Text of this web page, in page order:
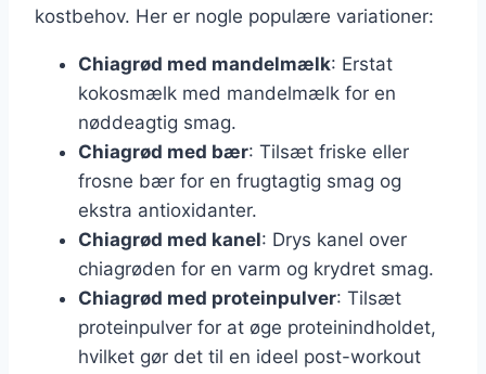
kostbehov. Her er nogle populære variationer:
Chiagrød med mandelmælk: Erstat
kokosmælk med mandelmælk for en
nøddeagtig smag.
Chiagrød med bær: Tilsæt friske eller
frosne bær for en frugtagtig smag og
ekstra antioxidanter.
Chiagrød med kanel: Drys kanel over
chiagrøden for en varm og krydret smag.
Chiagrød med proteinpulver: Tilsæt
proteinpulver for at øge proteinindholdet,
hvilket gør det til en ideel post-workout